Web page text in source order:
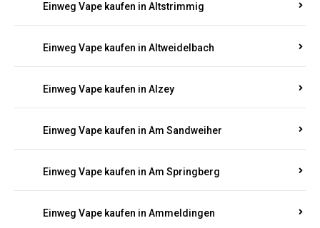
Einweg Vape kaufen in Altstrimmig
Einweg Vape kaufen in Altweidelbach
Einweg Vape kaufen in Alzey
Einweg Vape kaufen in Am Sandweiher
Einweg Vape kaufen in Am Springberg
Einweg Vape kaufen in Ammeldingen